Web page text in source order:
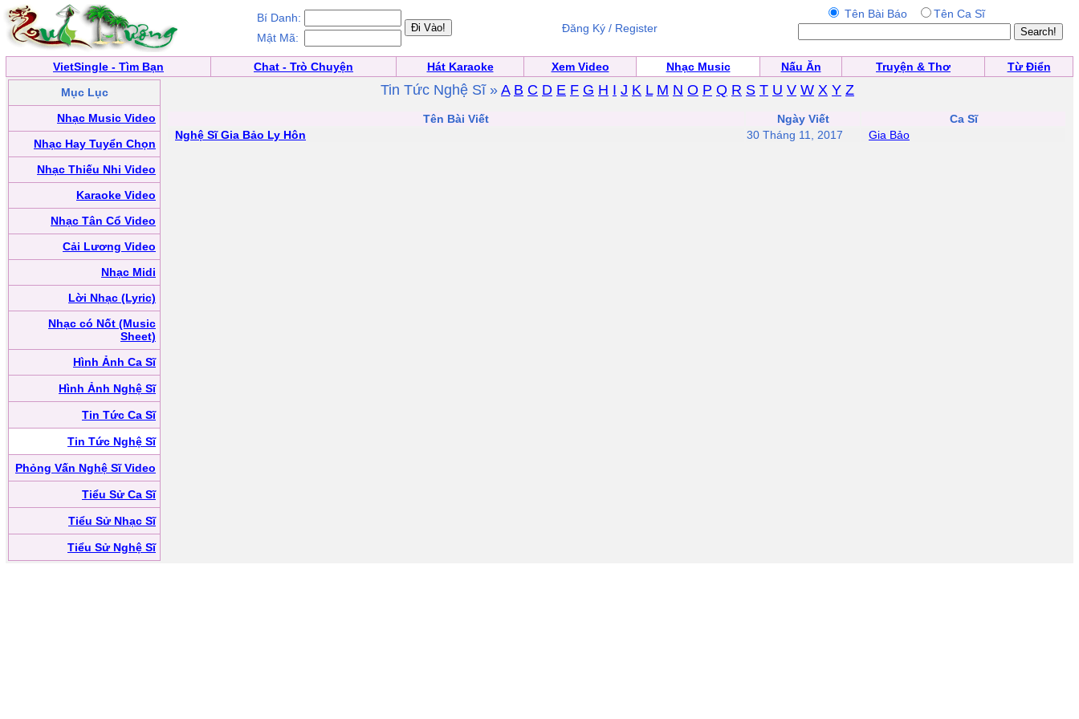
Bí Danh:
Mật Mã:
Đăng Ký / Register
Tên Bài Báo Tên Ca Sĩ
VietSingle - Tìm Bạn Chat - Trò Chuyện Hát Karaoke Xem Video Nhạc Music Nấu Ăn Truyện & Thơ
Từ Điển
Mục Lục
Nhạc Music Video
Nhạc Hay Tuyển Chọn
Nhạc Thiếu Nhi Video
Karaoke Video
Nhạc Tân Cổ Video
Cải Lương Video
Nhạc Midi
Lời Nhạc (Lyric)
Nhạc có Nốt (Music
Sheet)
Hình Ảnh Ca Sĩ
Hình Ảnh Nghệ Sĩ
Tin Tức Ca Sĩ
Tin Tức Nghệ Sĩ
Phỏng Vấn Nghệ Sĩ Video
Tiểu Sử Ca Sĩ
Tiểu Sử Nhạc Sĩ
Tiểu Sử Nghệ Sĩ
Tin Tức Nghệ Sĩ » A B C D E F G H I J K L M N O P Q R S T U V W X Y Z
Tên Bài Viết Ngày Viết
Ca Sĩ
Nghệ Sĩ Gia Bảo Ly Hôn
30 Tháng 11, 2017 Gia Bảo